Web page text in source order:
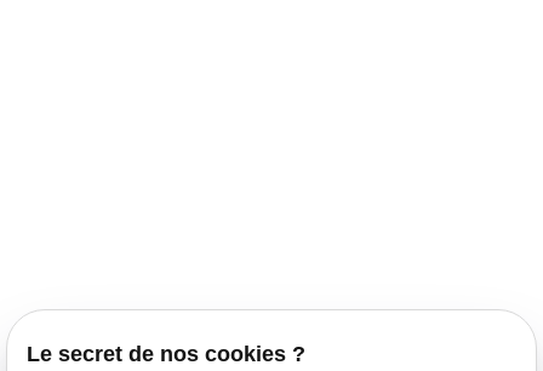
Le secret de nos cookies ?